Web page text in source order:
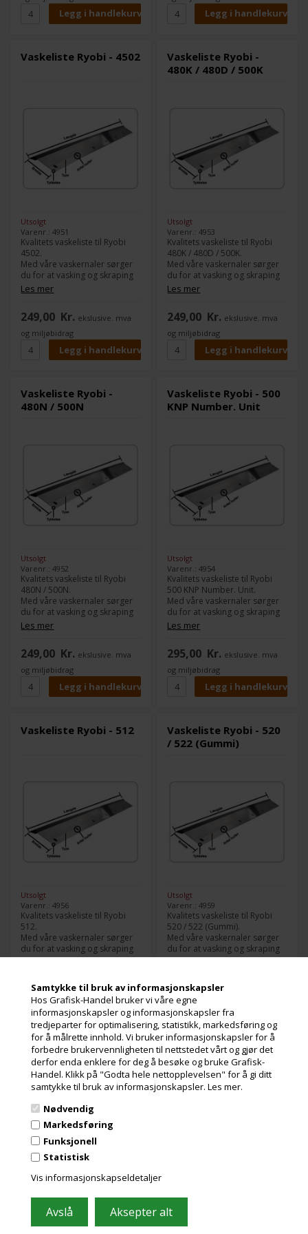
Samtykke til bruk av informasjonskapsler
Hos Grafisk-Handel bruker vi våre egne
informasjonskapsler og informasjonskapsler fra
tredjeparter for optimalisering, statistikk, markedsføring og
for å målrette innhold. Vi bruker informasjonskapsler for å
forbedre brukervennligheten til nettstedet vårt og gjør det
derfor enda enklere for deg å besøke og bruke Grafisk-
Handel. Klikk på "Godta hele nettopplevelsen" for å gi ditt
samtykke til bruk av informasjonskapsler. Les mer.
Nødvendig
Markedsføring
Funksjonell
Statistisk
Vis informasjonskapseldetaljer
Bredde:40 mm
Tykkelse:5,0 mm
Antall hull:6
Bredde:40 mm
Tykkelse:5,0 mm
Antall hull:6
Vaskeliste Ryobi - 4502
Utsolgt
Varenr.: 4951
Kvalitets vaskeliste til Ryobi
4502.
Med våre vaskernaler sørger
du for at vasking og skraping
av farge fungerer 100 % jevnt.
Type:Gummi
Lengde:453 mm
Bredde:41 mm
Tykkelse:5,0 mm
Antall hull:6
Les mer
249,00 Kr. ekslusive. mva
og miljøbidrag
Vaskeliste Ryobi -
480K / 480D / 500K
Utsolgt
Varenr.: 4953
Kvalitets vaskeliste til Ryobi
480K / 480D / 500K.
Med våre vaskernaler sørger
du for at vasking og skraping
av farge fungerer 100 % jevnt.
Type:Gummi
Lengde:508 mm
Bredde:45 mm
Tykkelse:5,0 mm
Antall hull:11
Les mer
249,00 Kr. ekslusive. mva
og miljøbidrag
Vaskeliste Ryobi -
480N / 500N
Utsolgt
Varenr.: 4952
Kvalitets vaskeliste til Ryobi
480N / 500N.
Med våre vaskernaler sørger
du for at vasking og skraping
av farge fungerer 100 % jevnt.
Type:Gummi
Lengde:507 mm
Bredde:45 mm
Tykkelse:5,0 mm
Antall hull:9
Les mer
249,00 Kr. ekslusive. mva
og miljøbidrag
Vaskeliste Ryobi - 500
KNP Number. Unit
Utsolgt
Varenr.: 4954
Kvalitets vaskeliste til Ryobi
500 KNP Number. Unit.
Med våre vaskernaler sørger
du for at vasking og skraping
av farge fungerer 100 % jevnt.
Type:Metal
Lengde:510 mm
Bredde:42 mm
Tykkelse:0,5 mm
Antall hull:11
Les mer
295,00 Kr. ekslusive. mva
og miljøbidrag
Vaskeliste Ryobi - 512
Utsolgt
Varenr.: 4956
Kvalitets vaskeliste til Ryobi
512.
Med våre vaskernaler sørger
du for at vasking og skraping
av farge fungerer 100 % jevnt.
512
Type:Gummi
Lengde:560 mm
Bredde:28 mm
Tykkelse:5,0 mm
Antall hull:9
189,00Kr. ekslusive. mva
og miljøbidrag
Vaskeliste Ryobi - 520
/ 522 (Gummi)
Utsolgt
Varenr.: 4959
Kvalitets vaskeliste til Ryobi
520 / 522 (Gummi).
Med våre vaskernaler sørger
du for at vasking og skraping
av farge fungerer 100 % jevnt.
Modell:
520 / 522 (Gummi)
Type:Gummi
Lengde:
Bredde:24,5 mm
Tykkelse:5,0 mm
Antall hull:9
189,00Kr.
og miljøbidrag
Vaskeliste Ryobi -
520/522 (Plastik)
Vaskeliste Ryobi -
520/522 (Teflon for
UV)